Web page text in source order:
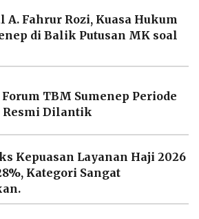
A. Fahrur Rozi, Kuasa Hukum
di Balik Putusan MK soal
TBM Sumenep Periode
Resmi Dilantik
Kepuasan Layanan Haji 2026
Kategori Sangat